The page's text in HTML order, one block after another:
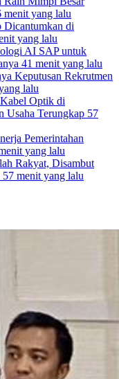
menit yang lalu
Dicantumkan di
yang lalu
AI SAP untuk
41 menit yang lalu
Keputusan Rekrutmen
lalu
Optik di
Usaha Terungkap 57
Pemerintahan
yang lalu
Rakyat, Disambut
57 menit yang lalu